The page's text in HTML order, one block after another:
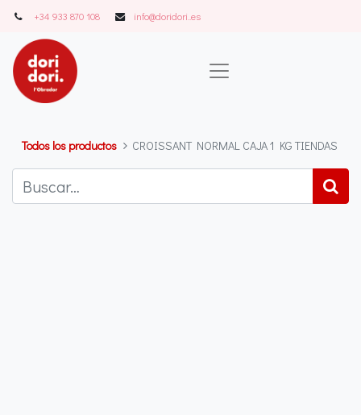
+34 933 870 108 info@doridori..es
Todos los productos CROISSANT NORMAL CAJA 1 KG TIENDAS